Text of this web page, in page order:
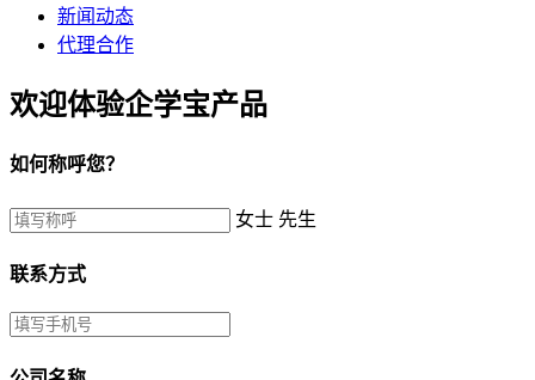
新闻动态
代理合作
欢迎体验企学宝产品
如何称呼您？
女士 先生
联系方式